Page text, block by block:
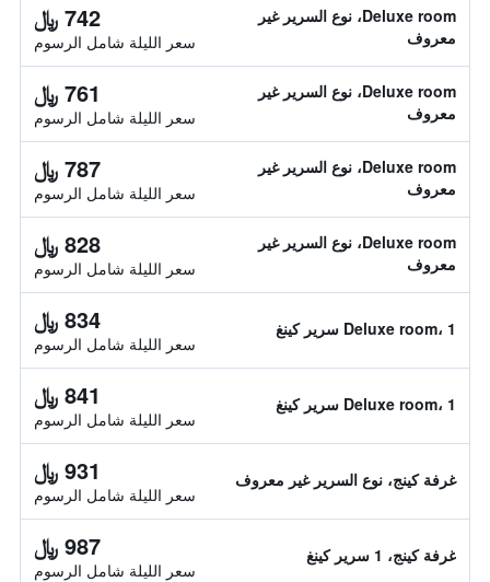
Deluxe room، نوع السرير غير
معروف
742 ﷼
سعر الليلة شامل الرسوم
Deluxe room، نوع السرير غير
معروف
761 ﷼
سعر الليلة شامل الرسوم
Deluxe room، نوع السرير غير
معروف
787 ﷼
سعر الليلة شامل الرسوم
Deluxe room، نوع السرير غير
معروف
828 ﷼
سعر الليلة شامل الرسوم
Deluxe room، 1 سرير كينغ 834 ﷼
سعر الليلة شامل الرسوم
Deluxe room، 1 سرير كينغ 841 ﷼
سعر الليلة شامل الرسوم
غرفة كينج، نوع السرير غير معروف 931 ﷼
سعر الليلة شامل الرسوم
غرفة كينج، 1 سرير كينغ 987 ﷼
سعر الليلة شامل الرسوم